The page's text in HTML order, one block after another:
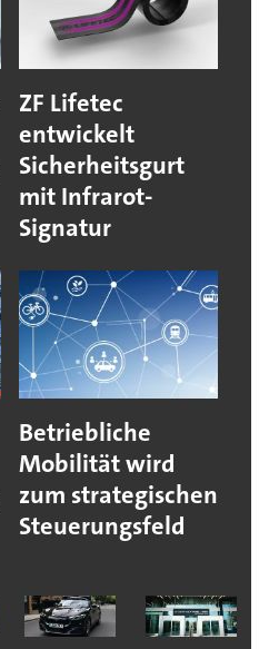
ZF Lifetec
entwickelt
Sicherheitsgurt
mit Infrarot-
Signatur
Betriebliche
Mobilität wird
zum strategischen
Steuerungsfeld